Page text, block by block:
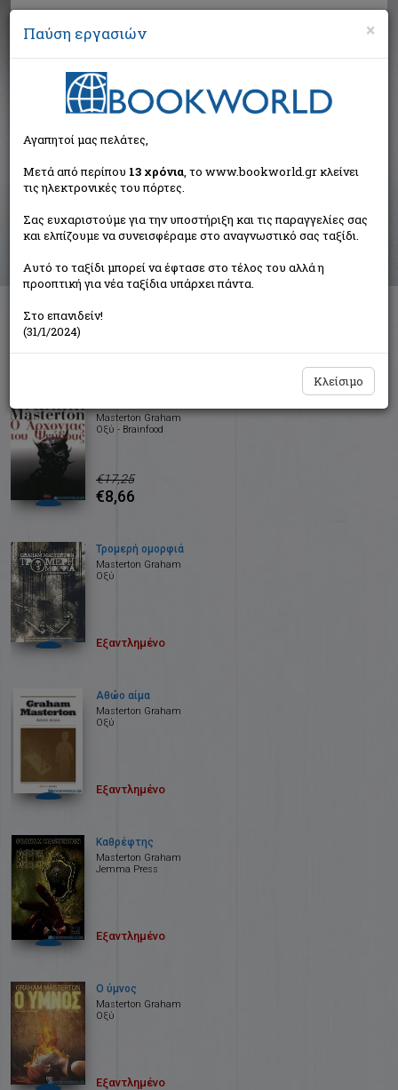
Αναζήτηση
Αποτελέσματα αναζήτησης
Συγγραφέας: Masterton Graham (27 βιβλία)
Ταξινόμηση ανά:
Masterton Graham
Οξύ - Brainfood
€17,25
€8,66
Τρομερή ομορφιά
Masterton Graham
Οξύ
Εξαντλημένο
Αθώο αίμα
Masterton Graham
Οξύ
Εξαντλημένο
Καθρέφτης
Masterton Graham
Jemma Press
Εξαντλημένο
Ο ύμνος
Masterton Graham
Οξύ
Εξαντλημένο
×
Παύση εργασιών
Αγαπητοί μας πελάτες,
Μετά από περίπου 13 χρόνια, το www.bookworld.gr κλείνει
τις ηλεκτρονικές του πόρτες.
Σας ευχαριστούμε για την υποστήριξη και τις παραγγελίες σας
και ελπίζουμε να συνεισφέραμε στο αναγνωστικό σας ταξίδι.
Αυτό το ταξίδι μπορεί να έφτασε στο τέλος του αλλά η
προοπτική για νέα ταξίδια υπάρχει πάντα.
Στο επανιδείν!
(31/1/2024)
Κλείσιμο